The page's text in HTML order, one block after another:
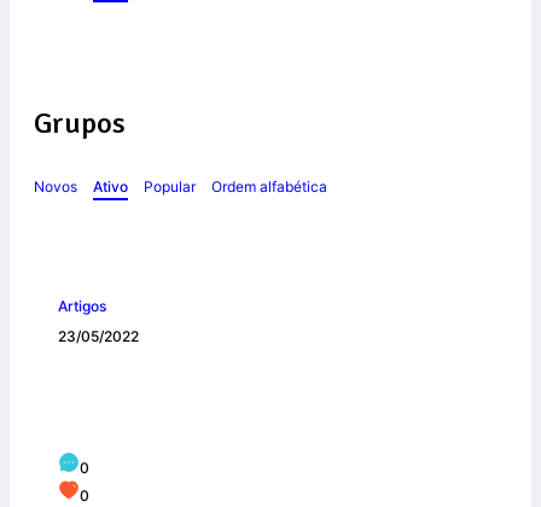
Grupos
Novos Ativo Popular Ordem alfabética
Artigos
23/05/2022
0
0